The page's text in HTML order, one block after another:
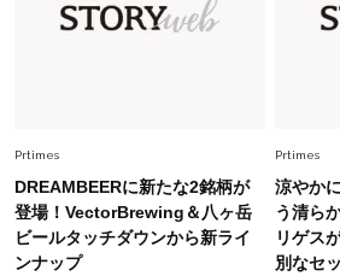
を育み中「理想の暮らし
んだ」
Fashion 2026.7.16
白黒でもこんなに華や
ップス×パンツ」コーデ
Prtimes
DREAMBEERに新たな2銘柄が
登場！VectorBrewing＆八ヶ岳
ビールタッチダウンから新ライ
ンナップ
Prtimes
涼やか
う清ら
リゲス
別なセ